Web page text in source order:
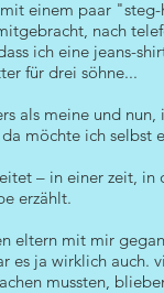
einem paar
nach
ich eine jeans-
für drei söhne...
als meine und
möchte ich selbst
– in einer zeit,
erzählt.
eltern mit mir
es ja wirklich
mussten,